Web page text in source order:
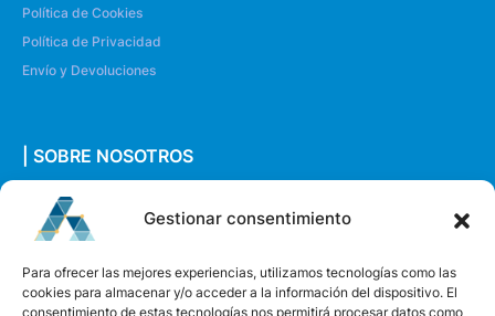
Gestionar consentimiento
Para ofrecer las mejores experiencias, utilizamos tecnologías como las
cookies para almacenar y/o acceder a la información del dispositivo. El
consentimiento de estas tecnologías nos permitirá procesar datos como
Política de Cookies
Política de Privacidad
Envío y Devoluciones
| SOBRE NOSOTROS
Quiénes somos
Envíanos un mensaje